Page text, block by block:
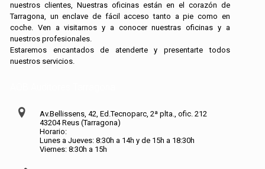
nuestros clientes, Nuestras oficinas están en el corazón de
Tarragona, un enclave de fácil acceso tanto a pie como en
coche. Ven a visitarnos y a conocer nuestras oficinas y a
nuestros profesionales.
Estaremos encantados de atenderte y presentarte todos
nuestros servicios.
Av.Bellissens, 42, Ed.Tecnoparc, 2ª plta., ofic. 212
43204 Reus (Tarragona)
Horario:
Lunes a Jueves: 8:30h a 14h y de 15h a 18:30h
Viernes: 8:30h a 15h